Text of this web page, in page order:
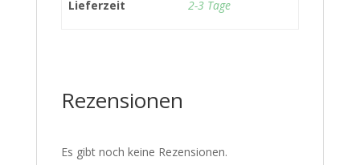
Lieferzeit 2-3 Tage
Rezensionen
Es gibt noch keine Rezensionen.